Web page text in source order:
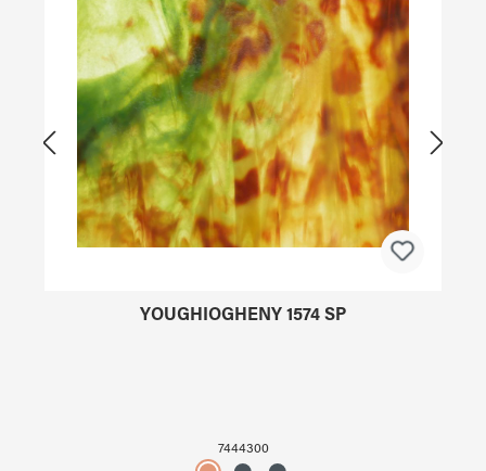
YOUGHIOGHENY 1574 SP
7444300